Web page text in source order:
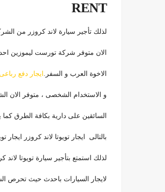
RENT
لذلك تأجير سيارة لاند كروزر من
الان متوفر شركة تورست ليموزين
الاخوة العرب و السفر. ايجار دفع رباعى
و الاستخدام الشخصى ، متوفر الان
السائقين على دارية بكافة الطرق
بالتالى ايجار تويوتا لاند كروزر ايجار تويوتا لاند كروزر 2021 لحضور
لذلك استمتع بتأجير سيارة تويوتا
لايجار السيارات باحدث حيث تحرص